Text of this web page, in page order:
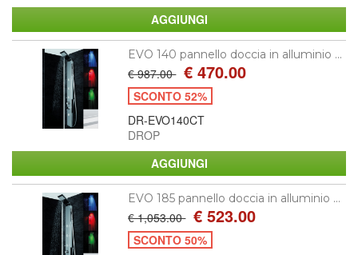
EVO 140 pannello doccia in alluminio ...
€ 987.00 € 470.00
SCONTO 52%
DR-EVO140CT
DROP
EVO 185 pannello doccia in alluminio ...
€ 1,053.00 € 523.00
SCONTO 50%